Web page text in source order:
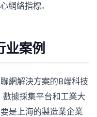
網絡指標。
业案例
網解決方案的B端科技
據採集平台和工業大
是上海的製造業企業